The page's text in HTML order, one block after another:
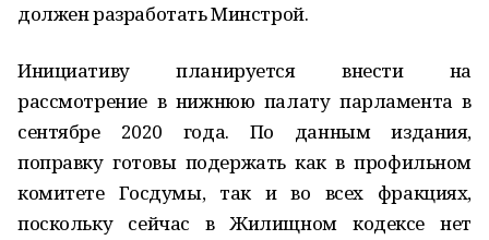
должен разработать Минстрой.
Инициативу планируется внести на
рассмотрение в нижнюю палату парламента в
сентябре 2020 года. По данным издания,
поправку готовы подержать как в профильном
комитете Госдумы, так и во всех фракциях,
поскольку сейчас в Жилищном кодексе нет